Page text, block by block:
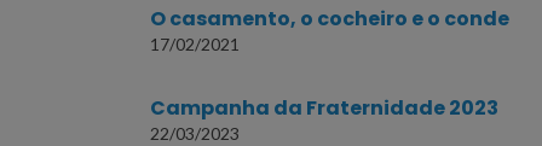
O casamento, o cocheiro e o conde
17/02/2021
Campanha da Fraternidade 2023
22/03/2023